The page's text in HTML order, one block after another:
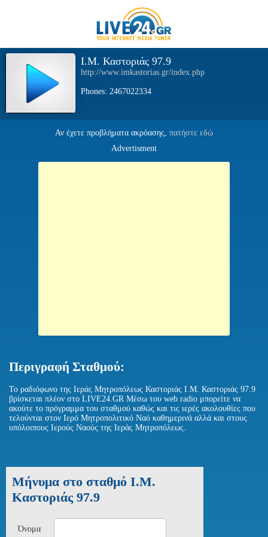
I.M. Καστοριάς 97.9
http://www.imkastorias.gr/index.php
Phones: 2467022334
Αν έχετε προβλήματα ακρόασης, πατήστε εδώ
Advertisment
Περιγραφή Σταθμού:
Το ραδιόφωνο της Ιεράς Μητροπόλεως Καστοριάς I.M. Καστοριάς 97.9
βρίσκεται πλέον στο LIVE24.GR Μέσω του web radio μπορείτε να
ακούτε το πρόγραμμα του σταθμού καθώς και τις ιερές ακολουθίες που
τελούνται στον Ιερό Μητροπολιτικό Ναό καθημερινά αλλά και στους
υπόλοιπους Ιερούς Ναούς της Ιεράς Μητροπόλεως.
Μήνυμα στο σταθμό I.M.
Καστοριάς 97.9
Όνομα